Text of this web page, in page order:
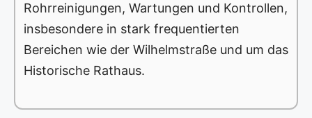
Rohrreinigungen, Wartungen und Kontrollen,
insbesondere in stark frequentierten
Bereichen wie der Wilhelmstraße und um das
Historische Rathaus.